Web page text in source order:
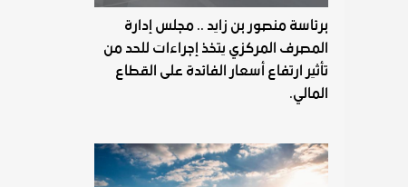
برئاسة منصور بن زايد .. مجلس إدارة
المصرف المركزي يتخذ إجراءات للحد من
تأثير ارتفاع أسعار الفائدة على القطاع
المالي.